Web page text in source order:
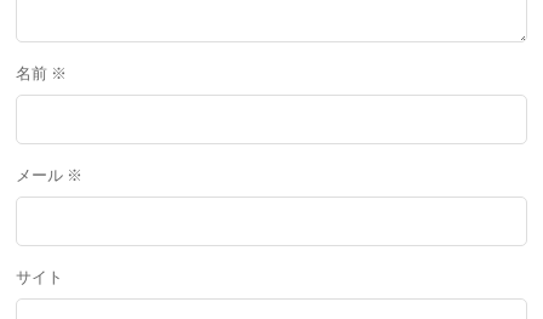
名前 ※
メール ※
サイト